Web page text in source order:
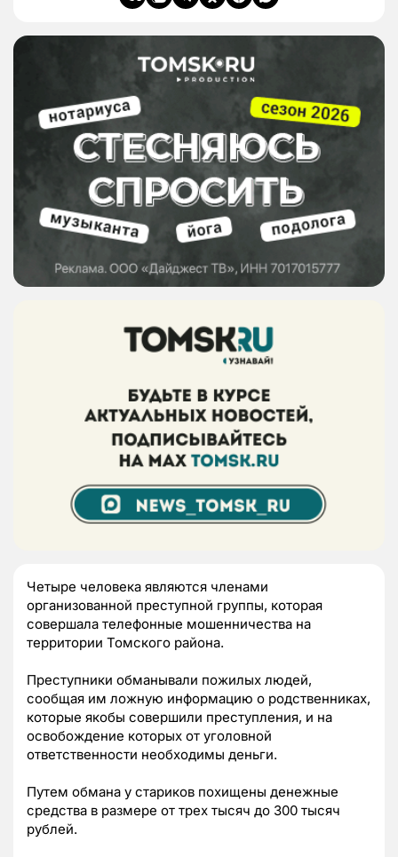
Четыре человека являются членами
организованной преступной группы, которая
совершала телефонные мошенничества на
территории Томского района.
Преступники обманывали пожилых людей,
сообщая им ложную информацию о родственниках,
которые якобы совершили преступления, и на
освобождение которых от уголовной
ответственности необходимы деньги.
Путем обмана у стариков похищены денежные
средства в размере от трех тысяч до 300 тысяч
рублей.